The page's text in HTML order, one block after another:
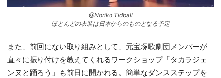
@Noriko Tidball
ほとんどの衣装は日本からのものとなる予定
また、前回にない取り組みとして、元宝塚歌劇団メンバーが
直々に振り付けを教えてくれるワークショップ「タカラジェ
ンヌと踊ろう」も前日に開かれる。簡単なダンスステップを